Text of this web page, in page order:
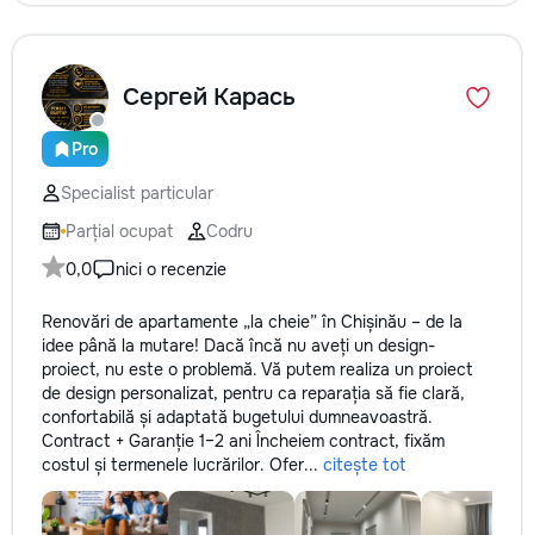
Pro
Сергей Карась
Specialist particular
Parțial ocupat
Codru
0,0
nici o recenzie
Renovări de apartamente „la cheie” în Chișinău – de la
idee până la mutare! Dacă încă nu aveți un design-
proiect, nu este o problemă. Vă putem realiza un proiect
de design personalizat, pentru ca reparația să fie clară,
confortabilă și adaptată bugetului dumneavoastră.
Contract + Garanție 1–2 ani Încheiem contract, fixăm
costul și termenele lucrărilor. Ofer... citește tot